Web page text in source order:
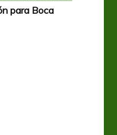
para Boca